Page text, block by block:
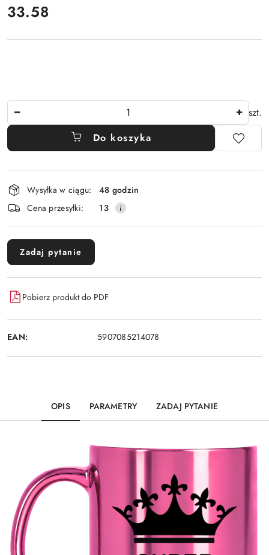
cena:
33.58
szt.
Do koszyka
Dostępność
i
dostawa
Wysyłka w ciągu:
48 godzin
Cena przesyłki:
13
Zadaj pytanie
Pobierz produkt do PDF
EAN: 5907085214078
OPIS PARAMETRY ZADAJ PYTANIE